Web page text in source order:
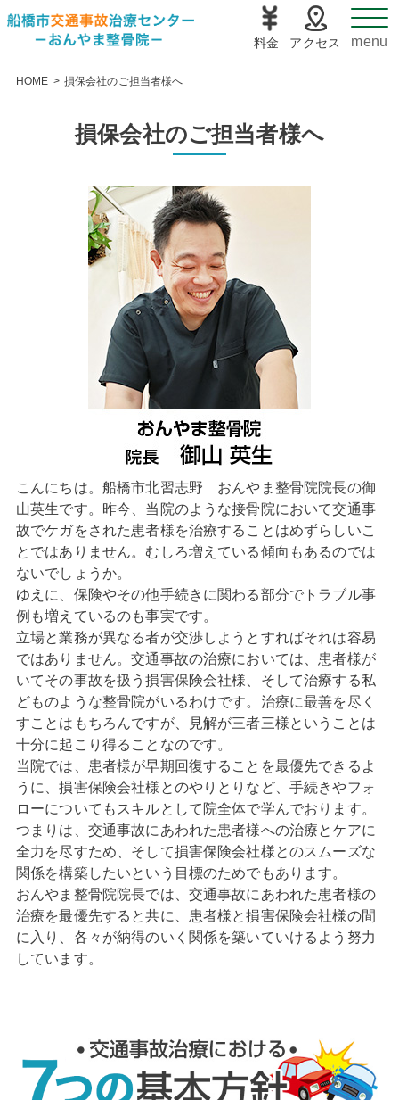
料金 アクセス
HOME > 損保会社のご担当者様へ
損保会社のご担当者様へ
こんにちは。船橋市北習志野 おんやま整骨院院長の御
山英生です。昨今、当院のような接骨院において交通事
故でケガをされた患者様を治療することはめずらしいこ
とではありません。むしろ増えている傾向もあるのでは
ないでしょうか。
ゆえに、保険やその他手続きに関わる部分でトラブル事
例も増えているのも事実です。
立場と業務が異なる者が交渉しようとすればそれは容易
ではありません。交通事故の治療においては、患者様が
いてその事故を扱う損害保険会社様、そして治療する私
どものような整骨院がいるわけです。治療に最善を尽く
すことはもちろんですが、見解が三者三様ということは
十分に起こり得ることなのです。
当院では、患者様が早期回復することを最優先できるよ
うに、損害保険会社様とのやりとりなど、手続きやフォ
ローについてもスキルとして院全体で学んでおります。
つまりは、交通事故にあわれた患者様への治療とケアに
全力を尽すため、そして損害保険会社様とのスムーズな
関係を構築したいという目標のためでもあります。
おんやま整骨院院長では、交通事故にあわれた患者様の
治療を最優先すると共に、患者様と損害保険会社様の間
に入り、各々が納得のいく関係を築いていけるよう努力
しています。